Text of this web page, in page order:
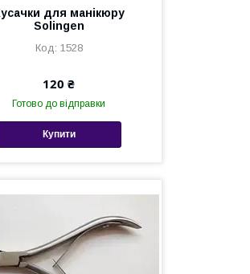
для манікюру
Solingen
1528
120 ₴
Готово до відправки
Купити